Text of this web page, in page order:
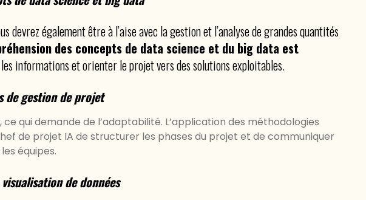
devrez également être à l’aise avec la gestion et l’analyse de grandes quantités
des concepts de data science et du big data est
informations et orienter le projet vers des solutions exploitables.
de gestion de projet
ce qui demande de l’adaptabilité. L’application des méthodologies
de projet IA de structurer les phases du projet et de communiquer
équipes.
de données